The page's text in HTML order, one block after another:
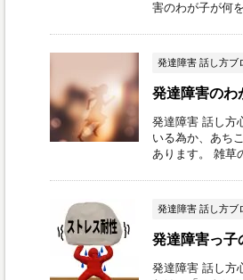
害のわが子が何
発達障害 話し方ブ
発達障害のわ
発達障害 話し方
いる為か、あち
あります。 雑草
発達障害 話し方ブ
発達障害っ子
発達障害 話し方